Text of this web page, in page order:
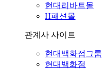
현대리바트몰
H패션몰
관계사 사이트
현대백화점그룹
현대백화점